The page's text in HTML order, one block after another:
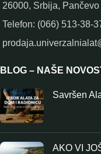
26000, Srbija, Pančevo
Telefon: (066) 513-38-
BLOG – NAŠE
Savršen
AKO VI